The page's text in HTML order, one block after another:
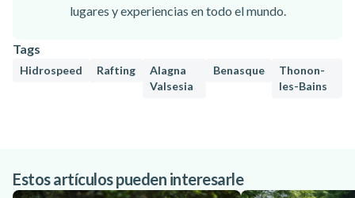
lugares y experiencias en todo el mundo.
Tags
Hidrospeed Rafting
Alagna
Valsesia
Benasque
Thonon-
les-Bains
Estos artículos pueden interesarle